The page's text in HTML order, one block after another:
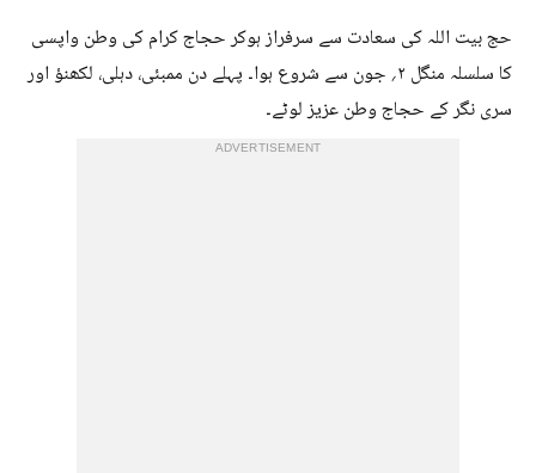
حج بیت اللہ کی سعادت سے سرفراز ہوکر حجاج کرام کی وطن واپسی
کا سلسلہ منگل ۲؍ جون سے شروع ہوا۔ پہلے دن ممبئی، دہلی، لکھنؤ اور
سری نگر کے حجاج وطن عزیز لوٹے۔
ADVERTISEMENT